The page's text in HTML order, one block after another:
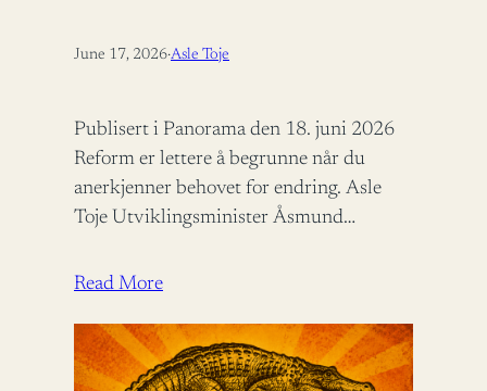
June 17, 2026·Asle Toje
Publisert i Panorama den 18. juni 2026
Reform er lettere å begrunne når du
anerkjenner behovet for endring. Asle
Toje Utviklingsminister Åsmund
bistandsdebatten.…
Read More